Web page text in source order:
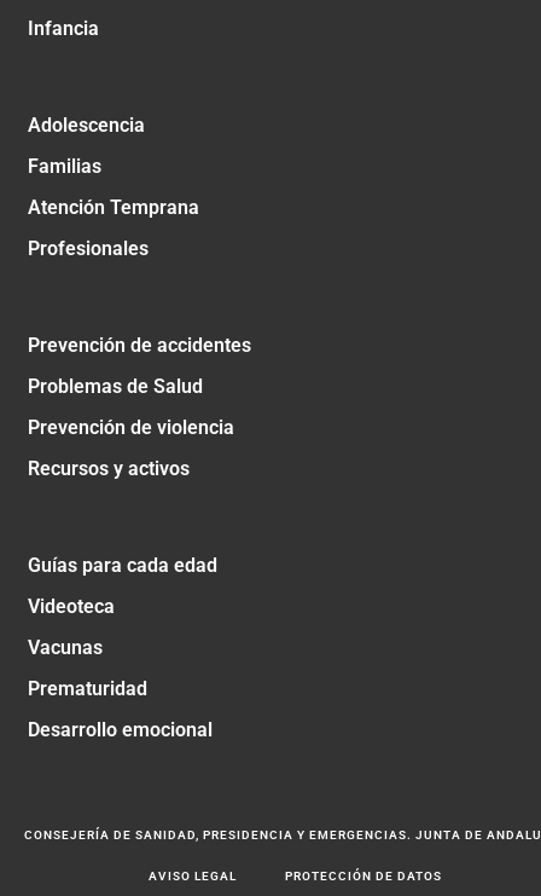
Infancia
Adolescencia
Familias
Atención Temprana
Profesionales
Prevención de accidentes
Problemas de Salud
Prevención de violencia
Recursos y activos
Guías para cada edad
Videoteca
Vacunas
Prematuridad
Desarrollo emocional
CONSEJERÍA DE SANIDAD, PRESIDENCIA Y EMERGENCIAS. JUNTA DE
AVISO LEGAL PROTECCIÓN DE DATOS